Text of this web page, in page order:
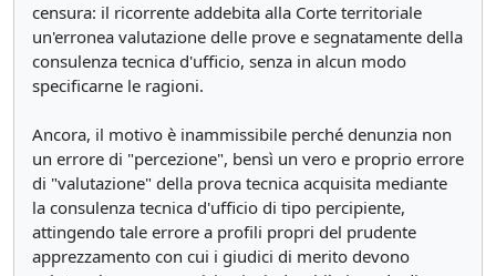
censura: il ricorrente addebita alla Corte territoriale
un'erronea valutazione delle prove e segnatamente della
consulenza tecnica d'ufficio, senza in alcun modo
specificarne le ragioni.
Ancora, il motivo è inammissibile perché denunzia non
un errore di "percezione", bensì un vero e proprio errore
di "valutazione" della prova tecnica acquisita mediante
la consulenza tecnica d'ufficio di tipo percipiente,
attingendo tale errore a profili propri del prudente
apprezzamento con cui i giudici di merito devono